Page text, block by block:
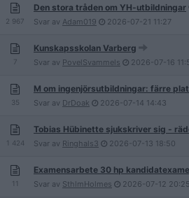
2 967
Den stora tråden om YH-utbildningar
Svar av Adam019 2026-07-21 11:27
7
Kunskapsskolan Varberg
Svar av PovelSvammels 2026-07-16
35
M om ingenjörsutbildningar: färre
Svar av DrDoak 2026-07-14 14:43
1 424
Tobias Hübinette sjukskriver sig -
Svar av Ringhals3 2026-07-13 18:50
11
Examensarbete 30 hp
Svar av SthlmHolmes 2026-07-12 20:25